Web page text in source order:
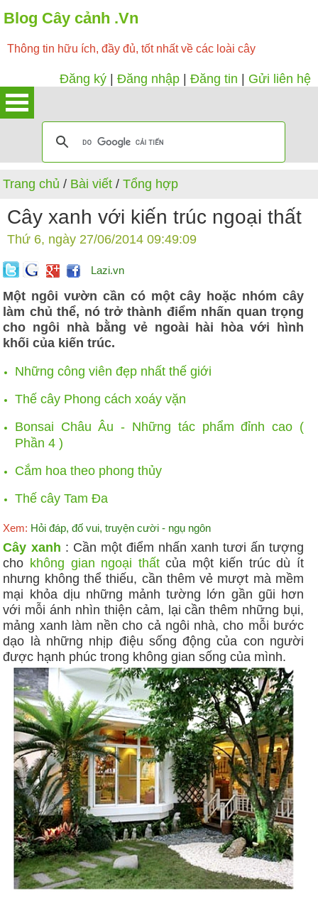
Blog Cây cảnh .Vn
Thông tin hữu ích, đầy đủ, tốt nhất về các loài cây
Đăng ký Đăng nhập Đăng tin Gửi liên hệ
Trang chủ / Bài viết /Tổng hợp
Cây xanh với kiến trúc ngoại thất
Thứ 6, ngày 27/06/2014 09:49:09
Lazi.vn
Một ngôi vườn cần có một cây hoặc nhóm cây
làm chủ thể, nó trở thành điểm nhấn quan trọng
cho ngôi nhà bằng vẻ ngoài hài hòa với hình
khối của kiến trúc.
Những công viên đẹp nhất thế giới
Thế cây Phong cách xoáy vặn
Bonsai Châu Âu - Những tác phẩm đỉnh cao (
Phần 4 )
Cắm hoa theo phong thủy
Thế cây Tam Đa
Xem: Hỏi đáp, đố vui, truyện cười - ngụ ngôn
Cây xanh : Cần một điểm nhấn xanh tươi ấn tượng
cho không gian ngoại thấtcủa một kiến trúc dù ít
nhưng không thể thiếu, cần thêm vẻ mượt mà mềm
mại khỏa dịu những mảnh tường lớn gần gũi hơn
với mỗi ánh nhìn thiện cảm, lại cần thêm những bụi,
mảng xanh làm nền cho cả ngôi nhà, cho mỗi bước
dạo là những nhịp điệu sống động của con người
được hạnh phúc trong không gian sống của mình.